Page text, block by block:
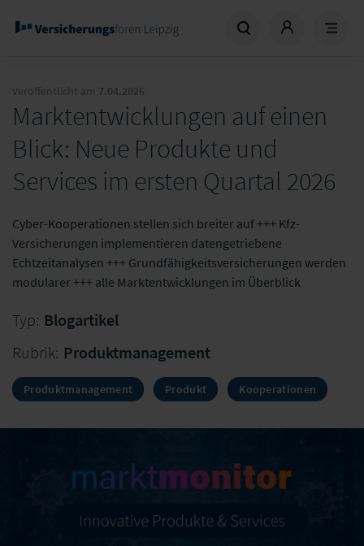
Veröffentlicht am 7.04.2026
Marktentwicklungen auf einen
Blick: Neue Produkte und
Services im ersten Quartal 2026
Cyber-Kooperationen stellen sich breiter auf +++ Kfz-
Versicherungen implementieren datengetriebene
Echtzeitanalysen +++ Grundfähigkeitsversicherungen werden
modularer +++ alle Marktentwicklungen im Überblick
Typ: Blogartikel
Rubrik: Produktmanagement
Produktmanagement Produkt Kooperationen